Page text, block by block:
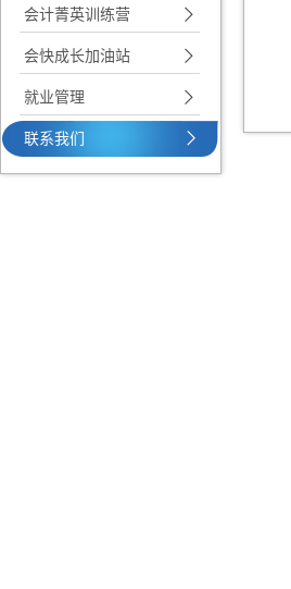
会计菁英训练营
会快成长加油站
就业管理
联系我们